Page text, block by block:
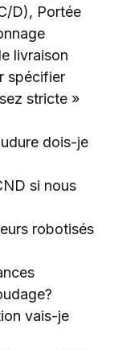
D), Portée
livraison
spécifier
stricte »
dois-je
si nous
robotisés
vais-je